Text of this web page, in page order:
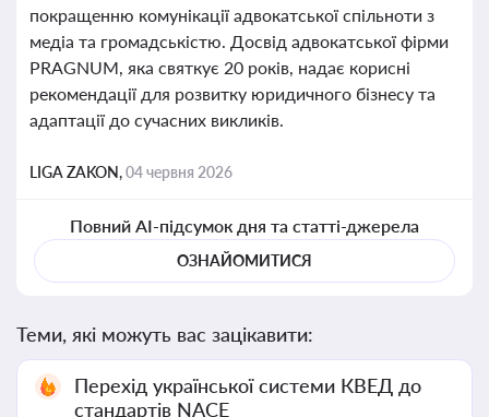
покращенню комунікації адвокатської спільноти з
медіа та громадськістю. Досвід адвокатської фірми
PRAGNUM, яка святкує 20 років, надає корисні
рекомендації для розвитку юридичного бізнесу та
адаптації до сучасних викликів.
LIGA ZAKON,04 червня 2026
Повний AI-підсумок дня та статті-джерела
ОЗНАЙОМИТИСЯ
Теми, які можуть вас зацікавити:
Перехід української системи КВЕД до
стандартів NACE